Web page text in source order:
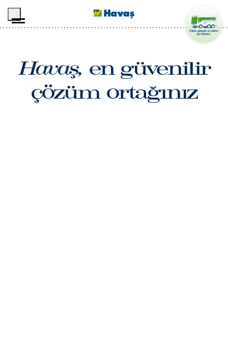
Havaş, en güvenilir
çözüm ortağınız